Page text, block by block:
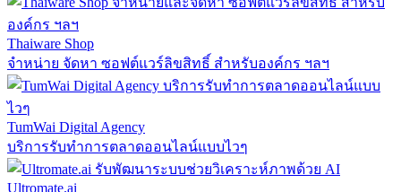
Thaiware Shop
จำหน่าย จัดหา ซอฟต์แวร์ลิขสิทธิ์ สำหรับองค์กร ฯลฯ
TumWai Digital Agency
บริการรับทำการตลาดออนไลน์แบบไวๆ
Ultromate.ai